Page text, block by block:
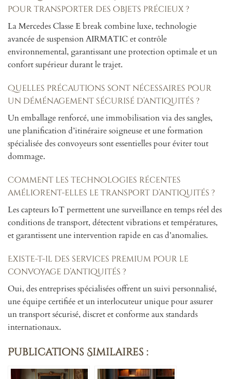
pour transporter des objets précieux ?
La Mercedes Classe E break combine luxe, technologie
avancée de suspension AIRMATIC et contrôle
environnemental, garantissant une protection optimale et un
confort supérieur durant le trajet.
Quelles précautions sont nécessaires pour
un déménagement sécurisé d’antiquités ?
Un emballage renforcé, une immobilisation via des sangles,
une planification d’itinéraire soigneuse et une formation
spécialisée des convoyeurs sont essentielles pour éviter tout
dommage.
Comment les technologies récentes
améliorent-elles le transport d’antiquités ?
Les capteurs IoT permettent une surveillance en temps réel des
conditions de transport, détectent vibrations et températures,
et garantissent une intervention rapide en cas d’anomalies.
Existe-t-il des services premium pour le
convoyage d’antiquités ?
Oui, des entreprises spécialisées offrent un suivi personnalisé,
une équipe certifiée et un interlocuteur unique pour assurer
un transport sécurisé, discret et conforme aux standards
internationaux.
Publications Similaires :